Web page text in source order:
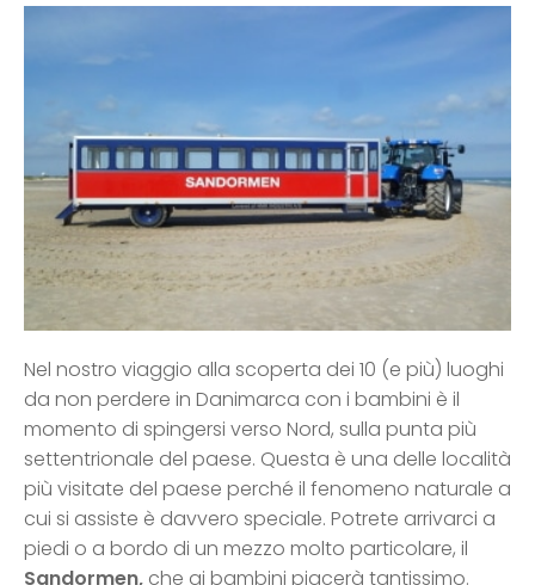
Nel nostro viaggio alla scoperta dei 10 (e più) luoghi
da non perdere in Danimarca con i bambini è il
momento di spingersi verso Nord, sulla punta più
settentrionale del paese. Questa è una delle località
più visitate del paese perché il fenomeno naturale a
cui si assiste è davvero speciale. Potrete arrivarci a
piedi o a bordo di un mezzo molto particolare, il
Sandormen, che ai bambini piacerà tantissimo.